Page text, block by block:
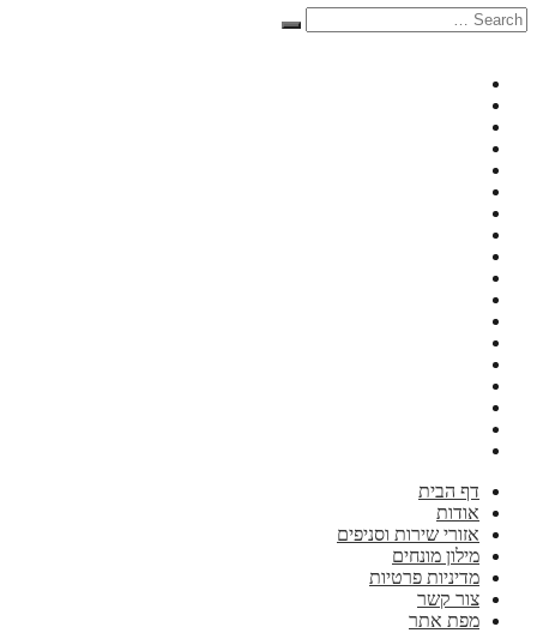
Search
for:
Search
דף הבית
אודות
אזורי שירות וסניפים
מילון מונחים
מדיניות פרטיות
צור קשר
מפת אתר